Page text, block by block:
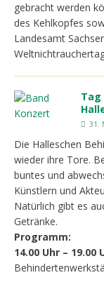
gebracht werden
des Kehlkopfes
Landesamt
Tag
31.
Die Halleschen
wieder ihre Tore.
buntes und
Künstlern und
Natürlich gibt es
Getränke.
Programm:
14.00 Uhr – 19.00